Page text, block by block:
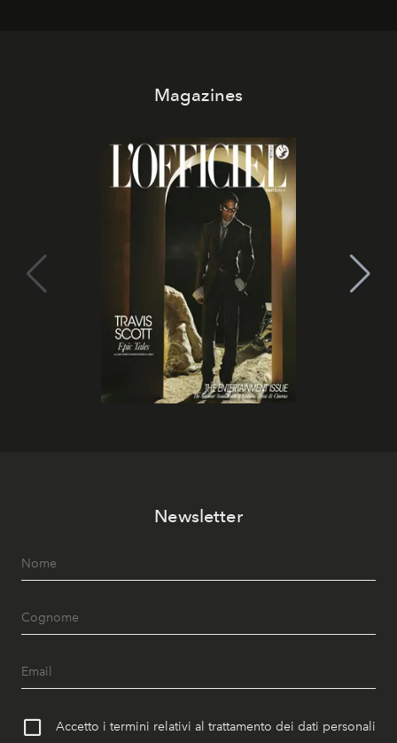
Magazines
Newsletter
Accetto i termini relativi al trattamento dei dati personali